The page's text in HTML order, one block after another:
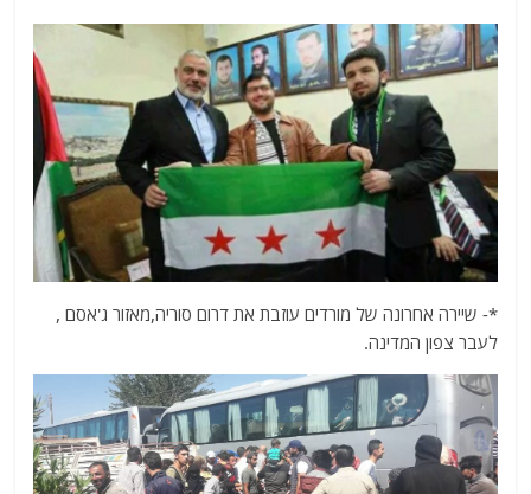
*- שיירה אחרונה של מורדים עוזבת את דרום סוריה,מאזור ג'אסם ,
לעבר צפון המדינה.